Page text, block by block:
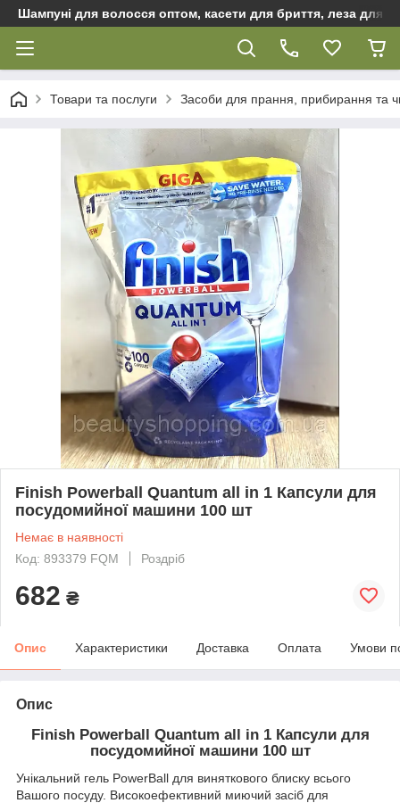
Шампуні для волосся оптом, касети для бриття, леза для
Товари та послуги Засоби для прання, прибирання та
Finish Powerball Quantum all in 1 Капсули для
посудомийної машини 100 шт
Немає в наявності
Код: 893379 FQM
Роздріб
682 ₴
Опис Характеристики Доставка Оплата Умови
Опис
Finish Powerball Quantum all in 1 Капсули для
посудомийної машини 100 шт
Унікальний гель PowerBall для виняткового блиску всього
Вашого посуду. Високоефективний миючий засіб для